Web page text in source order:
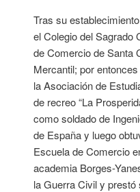
Tras su
el Colegio del Sagrado
de Comercio de Santa
Mercantil; por
la Asociación de
de recreo “La
como soldado de
de España y luego
Escuela de Comercio
academia Borges-
la Guerra Civil y